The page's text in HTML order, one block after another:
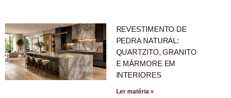
REVESTIMENTO DE
PEDRA NATURAL:
QUARTZITO, GRANITO
E MÁRMORE EM
INTERIORES
Ler matéria »